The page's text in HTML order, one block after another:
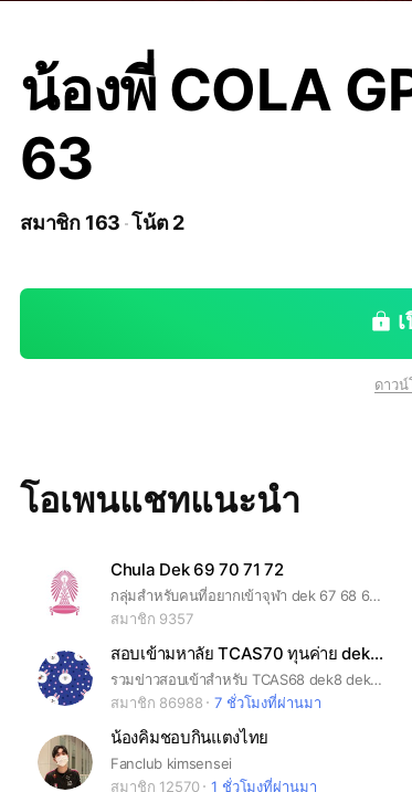
น้องพี่ COLA
63
สมาชิก 163 โน้ต 2
ดาว
โอเพนแชทแนะนำ
Chula Dek 69 70 71 72
กลุ่มสำหรับคนที่อยากเข้าจุฬา dek 67 68 69 CU107 CU108
สมาชิก 9357
สอบเข้ามหาลัย TCAS70 ทุนค่าย dek70
รวมข่าวสอบเข้าสำหรับ TCAS68 dek8 dek69 รับตรง ทุน ค่าย
สมาชิก 86988
7 ชั่วโมงที่ผ่านมา
น้องคิมชอบกินแตงไทย
Fanclub kimsensei
สมาชิก 12570
1 ชั่วโมงที่ผ่านมา